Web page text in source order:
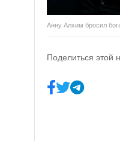
Анну Алхим бросил
Поделиться этой